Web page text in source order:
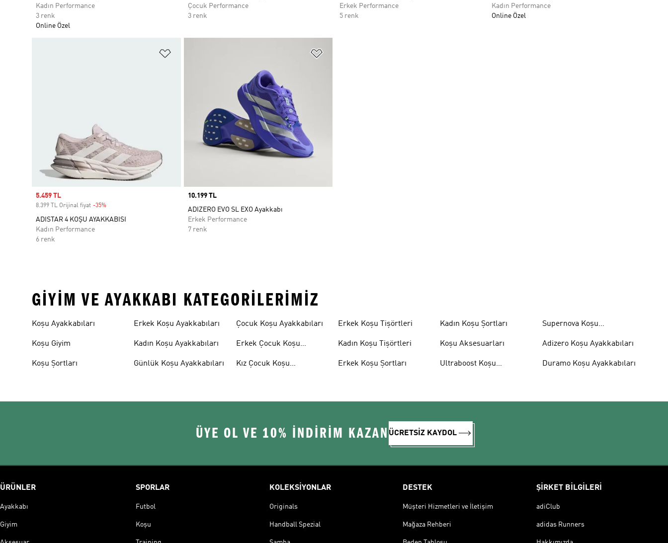
Kadın Performance
3 renk
Online Özel
Çocuk Performance
3 renk
Erkek Performance
5 renk
Kadın Performance
Online Özel
Sale price
5.459 TL
8.399 TL Orijinal fiyat -35%
ADISTAR 4 KOŞU AYAKKABISI
Kadın Performance
6 renk
Price
10.199 TL
ADIZERO EVO SL EXO Ayakkabı
Erkek Performance
7 renk
GIYIM VE AYAKKABI KATEGORILERIMIZ
Koşu Ayakkabıları
Koşu Giyim
Koşu Şortları
Erkek Koşu Ayakkabıları
Kadın Koşu Ayakkabıları
Günlük Koşu Ayakkabıları
Çocuk Koşu Ayakkabıları
Erkek Çocuk Koşu
Kız Çocuk Koşu
Erkek Koşu Tişörtleri
Kadın Koşu Tişörtleri
Erkek Koşu Şortları
Kadın Koşu Şortları
Koşu Aksesuarları
Ultraboost Koşu
Supernova Koşu
Adizero Koşu Ayakkabıları
Duramo Koşu Ayakkabıları
ÜYE OL VE 10% İNDİRİM KAZAN ÜCRETSİZ KAYDOL
ÜRÜNLER
Ayakkabı
Giyim
SPORLAR
Futbol
Koşu
KOLEKSİYONLAR
Originals
Handball Spezial
DESTEK
Müşteri Hizmetleri ve İletişim
Mağaza Rehberi
ŞİRKET BİLGİLERİ
adiClub
adidas Runners